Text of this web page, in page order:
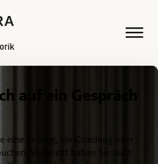
auf ein Gespräch
eine Lesung, ein Coaching oder
Vielleicht haben Sie auch